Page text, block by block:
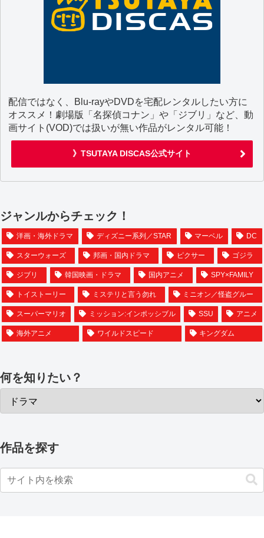
配信ではなく、Blu-rayやDVDを宅配レンタルしたい方に
オススメ！劇場版「名探偵コナン」や「ジブリ」など、動
画サイト(VOD)では扱いが無い作品がレンタル可能！
》TSUTAYA DISCAS公式サイト
ジャンルからチェック！
洋画・海外ドラマ ディズニー系列／STAR マーベル DC
スターウォーズ 邦画・国内ドラマ ピクサー ゴジラ
ジブリ 韓国映画・ドラマ 国内アニメ SPY×FAMILY
トイストーリー ミステリと言う勿れ ミニオン／怪盗グルー
スーパーマリオ ミッション:インポッシブル SSU アニメ
海外アニメ ワイルドスピード キングダム
何を知りたい？
作品を探す